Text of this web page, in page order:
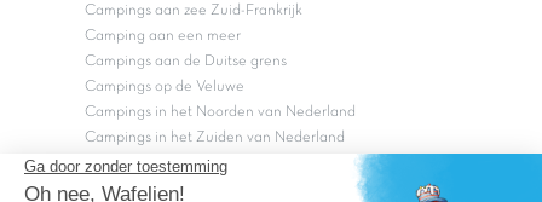
Campings aan zee Zuid-Frankrijk
Camping aan een meer
Campings aan de Duitse grens
Campings op de Veluwe
Campings in het Noorden van Nederland
Campings in het Zuiden van Nederland
Copyright Capfun 2026 ©